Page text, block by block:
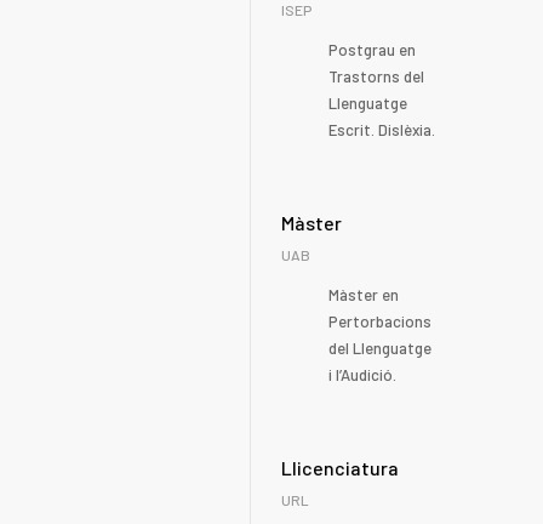
ISEP
Postgrau en
Trastorns del
Llenguatge
Escrit. Dislèxia.
Màster
UAB
Màster en
Pertorbacions
del Llenguatge
i l’Audició.
Llicenciatura
URL